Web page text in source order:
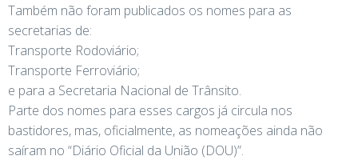
Também não foram publicados os nomes para as
secretarias de:
Transporte Rodoviário;
Transporte Ferroviário;
e para a Secretaria Nacional de Trânsito.
Parte dos nomes para esses cargos já circula nos
bastidores, mas, oficialmente, as nomeações ainda não
saíram no “Diário Oficial da União (DOU)”.